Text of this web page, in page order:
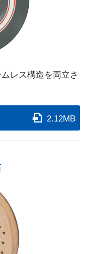
レス構造を両立さ
2.12MB